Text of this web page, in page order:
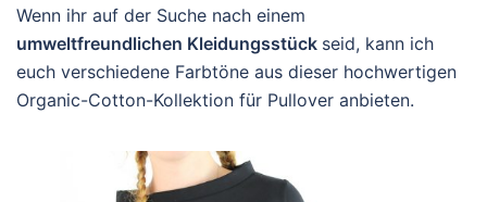
Wenn ihr auf der Suche nach einem
umweltfreundlichen Kleidungsstück seid, kann ich
euch verschiedene Farbtöne aus dieser hochwertigen
Organic-Cotton-Kollektion für Pullover anbieten.